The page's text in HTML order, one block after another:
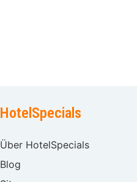
HotelSpecials
Über HotelSpecials
Blog